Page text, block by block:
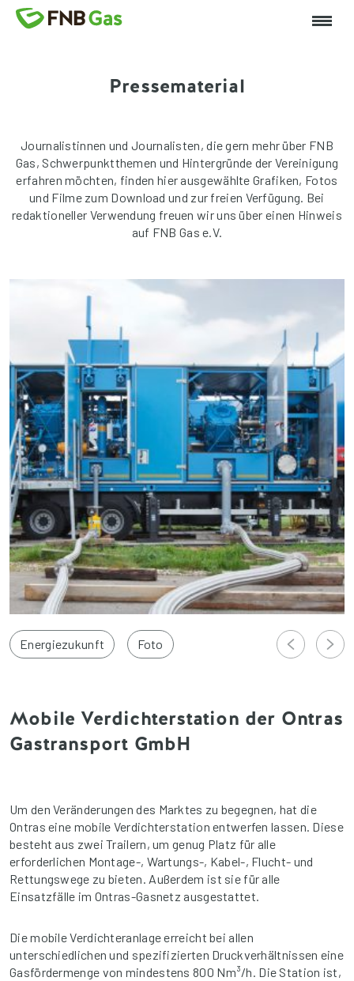
Pressematerial
Journalistinnen und Journalisten, die gern mehr über FNB
Gas, Schwerpunktthemen und Hintergründe der Vereinigung
erfahren möchten, finden hier ausgewählte Grafiken, Fotos
und Filme zum Download und zur freien Verfügung. Bei
redaktioneller Verwendung freuen wir uns über einen Hinweis
auf FNB Gas e.V.
Energiezukunft Foto
Mobile Verdichterstation der Ontras
Gastransport GmbH
Um den Veränderungen des Marktes zu begegnen, hat die
Ontras eine mobile Verdichterstation entwerfen lassen. Diese
besteht aus zwei Trailern, um genug Platz für alle
erforderlichen Montage-, Wartungs-, Kabel-, Flucht- und
Rettungswege zu bieten. Außerdem ist sie für alle
Einsatzfälle im Ontras-Gasnetz ausgestattet.
Die mobile Verdichteranlage erreicht bei allen
unterschiedlichen und spezifizierten Druckverhältnissen eine
Gasfördermenge von mindestens 800 Nm³/h. Die Station ist,